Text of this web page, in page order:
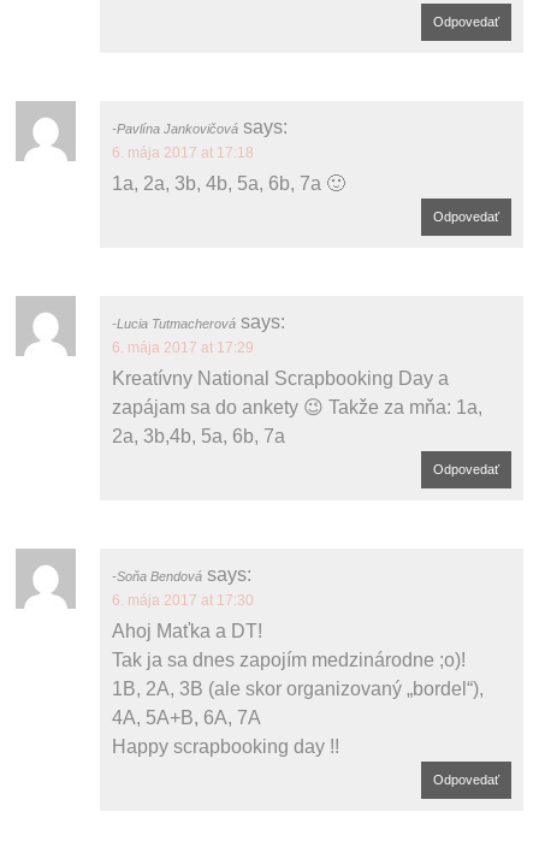
Odpovedať
Pavlína Jankovičová says:
6. mája 2017 at 17:18
1a, 2a, 3b, 4b, 5a, 6b, 7a 🙂
Odpovedať
Lucia Tutmacherová says:
6. mája 2017 at 17:29
Kreatívny National Scrapbooking Day a
zapájam sa do ankety 😉 Takže za mňa: 1a,
2a, 3b,4b, 5a, 6b, 7a
Odpovedať
Soňa Bendová says:
6. mája 2017 at 17:30
Ahoj Maťka a DT!
Tak ja sa dnes zapojím medzinárodne ;o)!
1B, 2A, 3B (ale skor organizovaný „bordel“),
4A, 5A+B, 6A, 7A
Happy scrapbooking day !!
Odpovedať